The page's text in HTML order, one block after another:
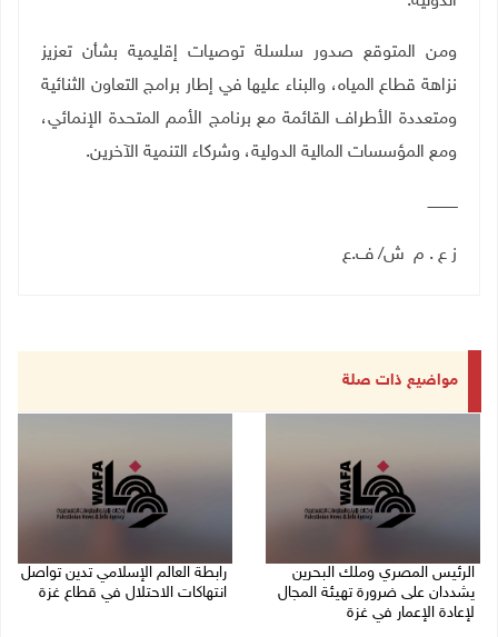
ومن المتوقع صدور سلسلة توصيات إقليمية بشأن تعزيز
نزاهة قطاع المياه، والبناء عليها في إطار برامج التعاون الثنائية
ومتعددة الأطراف القائمة مع برنامج الأمم المتحدة الإنمائي،
ومع المؤسسات المالية الدولية، وشركاء التنمية الآخرين.
ـــــــــــــ
ز ع . م ش/ ف.ع
مواضيع ذات صلة
الرئيس المصري وملك البحرين
يشددان على ضرورة تهيئة المجال
لإعادة الإعمار في غزة
رابطة العالم الإسلامي تدين تواصل
انتهاكات الاحتلال في قطاع غزة